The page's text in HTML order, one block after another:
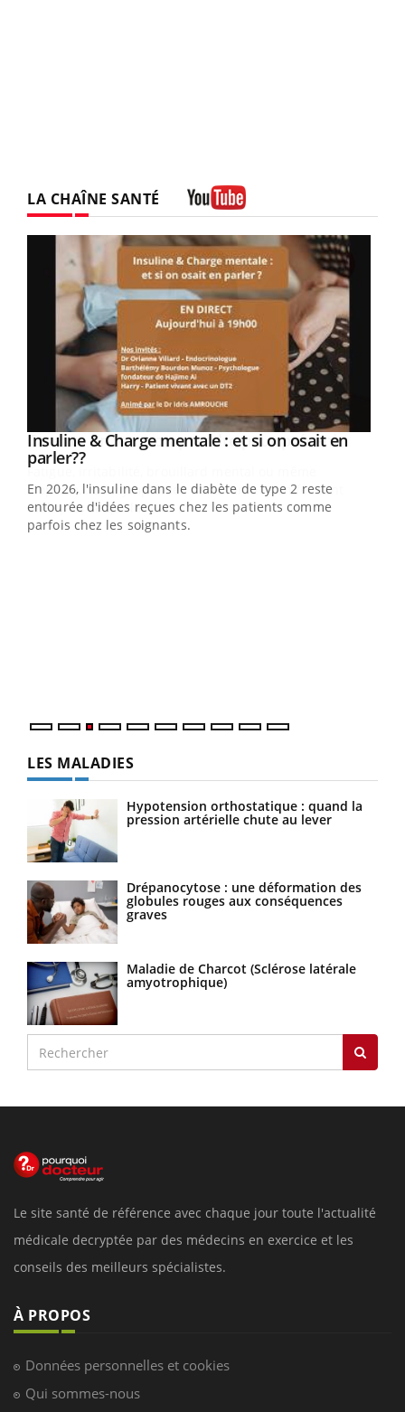
LA CHAÎNE SANTÉ
Youtube
Insuline & Charge mentale : et si on osait en
parler??Youtube
En 2026, l'insuline dans le diabète de type 2 reste
entourée d'idées reçues chez les patients comme
parfois chez les soignants.
LES MALADIES
Hypotension orthostatique : quand la
pression artérielle chute au lever
Drépanocytose : une déformation des
globules rouges aux conséquences
graves
Maladie de Charcot (Sclérose latérale
amyotrophique)
Le site santé de référence avec chaque jour toute l'actualité
médicale decryptée par des médecins en exercice et les
conseils des meilleurs spécialistes.
À PROPOS
Données personnelles et cookies
Qui sommes-nous